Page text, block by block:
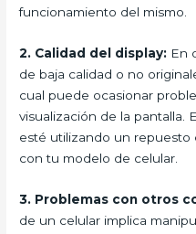
funcionamiento del mismo.
2. Calidad del display: En
de baja calidad o no
cual puede ocasionar
visualización de la pantalla.
esté utilizando un repuesto
con tu modelo de celular.
3. Problemas con otros
de un celular implica